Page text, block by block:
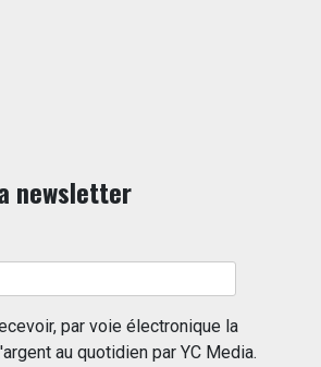
newsletter
par voie électronique la
au quotidien par YC Media.